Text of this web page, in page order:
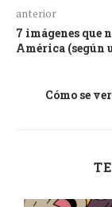
anterior
7 imágenes que
América (según
Cómo se